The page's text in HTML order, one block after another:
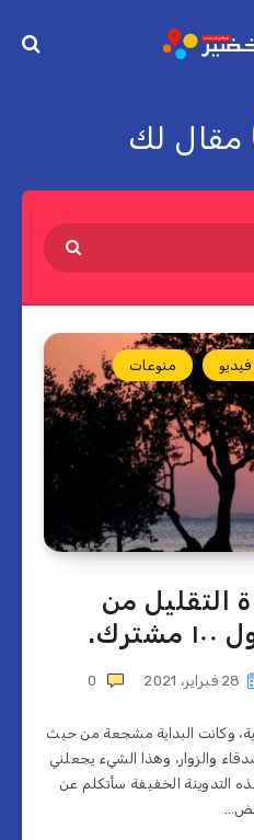
مقال لك
فيديو منوعات
التقليل من
28 فبراير، 2021 0
وكانت البداية مشجعة من حيث
والزوار، وهذا الشيء يجعلني
التدوينة الخفيفة سأتكلم عن